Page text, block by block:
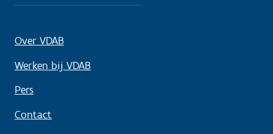
Over VDAB
Werken bij VDAB
Pers
Contact